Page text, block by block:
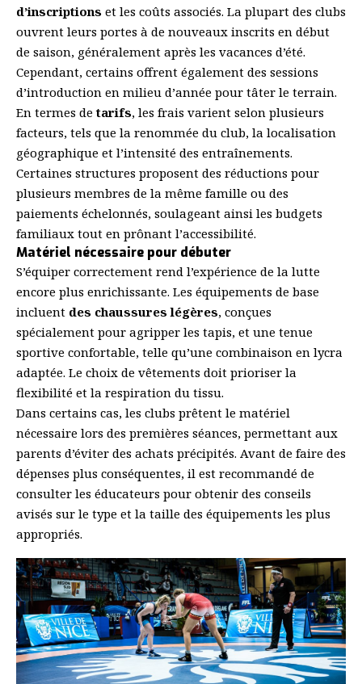
d’inscriptions et les coûts associés. La plupart des clubs
ouvrent leurs portes à de nouveaux inscrits en début
de saison, généralement après les vacances d’été.
Cependant, certains offrent également des sessions
d’introduction en milieu d’année pour tâter le terrain.
En termes detarifs, les frais varient selon plusieurs
facteurs, tels que la renommée du club, la localisation
géographique et l’intensité des entraînements.
Certaines structures proposent des réductions pour
plusieurs membres de la même famille ou des
paiements échelonnés, soulageant ainsi les budgets
familiaux tout en prônant l’accessibilité.
Matériel nécessaire pour débuter
S’équiper correctement rend l’expérience de la lutte
encore plus enrichissante. Les équipements de base
incluent des chaussures légères, conçues
spécialement pour agripper les tapis, et une tenue
sportive confortable, telle qu’une combinaison en lycra
adaptée. Le choix de vêtements doit prioriser la
flexibilité et la respiration du tissu.
Dans certains cas, les clubs prêtent le matériel
nécessaire lors des premières séances, permettant aux
parents d’éviter des achats précipités. Avant de faire des
dépenses plus conséquentes, il est recommandé de
consulter les éducateurs pour obtenir des conseils
avisés sur le type et la taille des équipements les plus
appropriés.